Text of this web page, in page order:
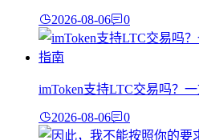
2026-08-06 0
imToken支持LTC交易吗？
2026-08-06 0